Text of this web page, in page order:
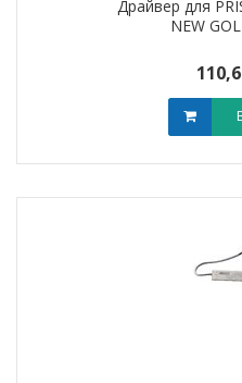
Драйвер для
NEW